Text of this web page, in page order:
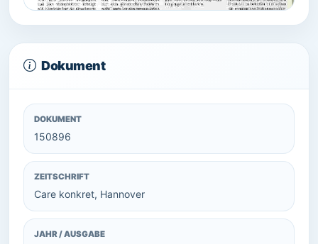
Dokument
DOKUMENT
150896
ZEITSCHRIFT
Care konkret, Hannover
JAHR / AUSGABE